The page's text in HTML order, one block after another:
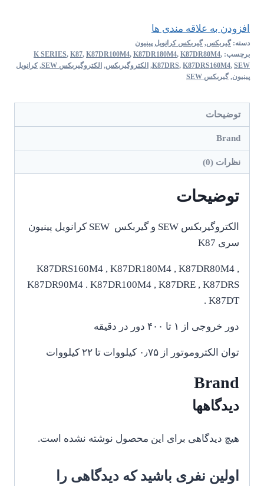
افزودن به علاقه مندی ها
دسته:گیربکس,گیربکس کرانویل پینیون
برچسب:
K SERIES, K87, K87DR100M4, K87DR180M4, K87DR80M4,
K87DRS, K87DRS160M4, SEW
, الکتروگیربکس, الکتروگیربکس SEW ,کرانویل
پینیون,گیربکس SEW
توضیحات
Brand
نظرات (0)
توضیحات
الکتروگیربکس SEW و گیربکس SEW کرانویل پینیون
سری K87
K87DRS160M4 , K87DR180M4 , K87DR80M4 ,
K87DR90M4 . K87DR100M4 , K87DRE , K87DRS
. K87DT
دور خروجی از ۱ تا ۴۰۰ دور در دقیقه
توان الکتروموتور از ۰٫۷۵ کیلووات تا ۲۲ کیلووات
Brand
دیدگاهها
هیچ دیدگاهی برای این محصول نوشته نشده است.
اولین نفری باشید که دیدگاهی را